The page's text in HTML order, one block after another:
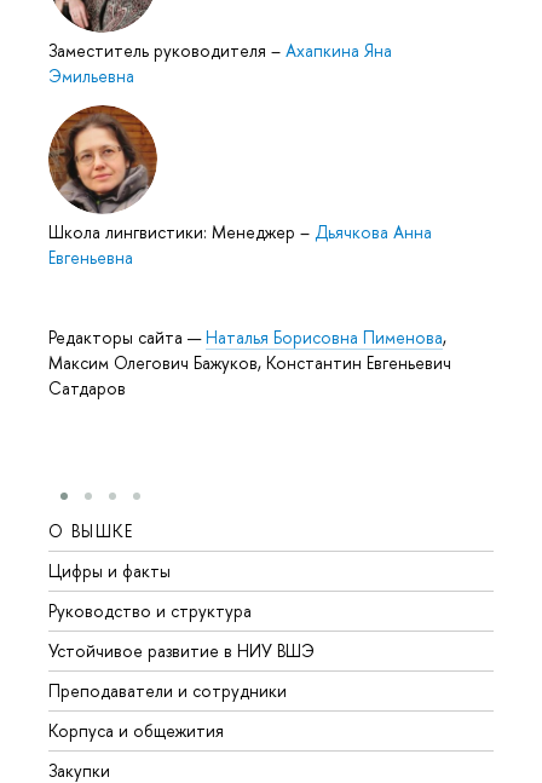
Заместитель руководителя – Ахапкина Яна
Эмильевна
Школа лингвистики: Менеджер – Дьячкова Анна
Евгеньевна
Редакторы сайта —Наталья Борисовна Пименова,
Максим Олегович Бажуков, Константин Евгеньевич
Сатдаров
О ВЫШКЕ
Цифры и факты
Руководство и структура
Устойчивое развитие в НИУ ВШЭ
Преподаватели и сотрудники
Корпуса и общежития
Закупки